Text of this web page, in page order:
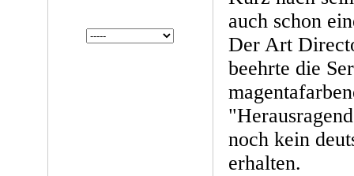
auch schon
Der Art
beehrte die
noch kein
erhalten.